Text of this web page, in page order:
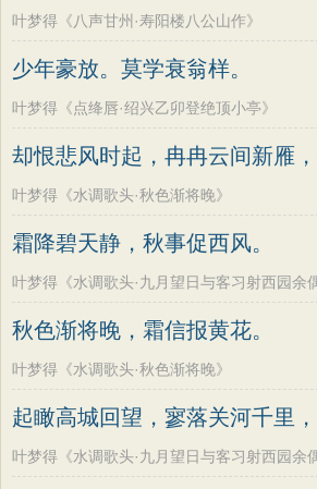
吕氏春秋
文心雕龙
张九龄
权德舆 黄庭坚
皇甫冉
卓文君
陈子昂
纳兰性德
叶梦得《八声甘州·寿阳楼八公山作》
少年豪放。莫学衰翁样。
叶梦得《点绛唇·绍兴乙卯登绝顶小亭》
却恨悲风时起，冉冉云间新雁，
叶梦得《水调歌头·秋色渐将晚》
霜降碧天静，秋事促西风。
叶梦得《水调歌头·九月望日与客习射西园余
秋色渐将晚，霜信报黄花。
叶梦得《水调歌头·秋色渐将晚》
起瞰高城回望，寥落关河千里，
叶梦得《水调歌头·九月望日与客习射西园余